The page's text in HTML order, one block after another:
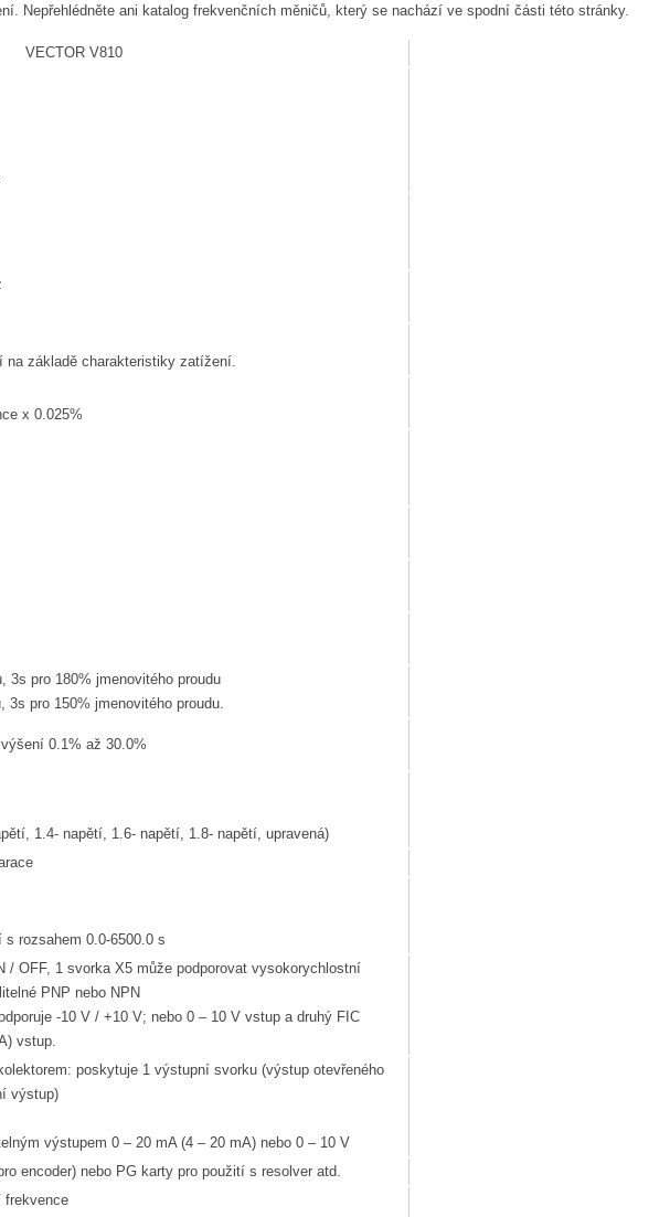
Nepřehlédněte ani katalog frekvenčních měničů, který se nachází ve spodní části této stránky.
VECTOR V810
základě charakteristiky zatížení.
x 0.025%
3s pro 180% jmenovitého proudu
pro 150% jmenovitého proudu.
0.1% až 30.0%
1.4- napětí, 1.6- napětí, 1.8- napětí, upravená)
rozsahem 0.0-6500.0 s
/ OFF, 1 svorka X5 může podporovat vysokorychlostní
PNP nebo NPN
-10 V / +10 V; nebo 0 – 10 V vstup a druhý FIC
vstup.
poskytuje 1 výstupní svorku (výstup otevřeného
výstup)
výstupem 0 – 20 mA (4 – 20 mA) nebo 0 – 10 V
encoder) nebo PG karty pro použití s ​​resolver atd.
frekvence